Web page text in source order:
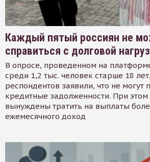
Каждый пятый россиян не
справиться с долговой
В опросе, проведенном на
среди 1,2 тыс. человек старше 18
респондентов заявили, что не могут
кредитные задолженности. При
вынуждены тратить на выплаты
ежемесячного доход